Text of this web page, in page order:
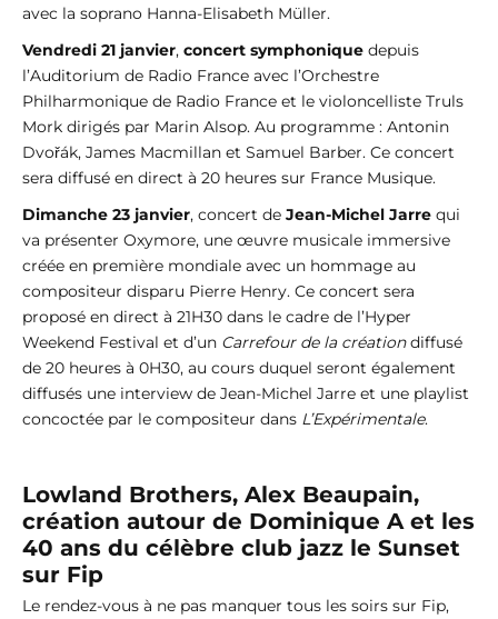
avec la soprano Hanna-Elisabeth Müller.
Vendredi 21 janvier, concert symphonique depuis
l’Auditorium de Radio France avec l’Orchestre
Philharmonique de Radio France et le violoncelliste Truls
Mork dirigés par Marin Alsop. Au programme : Antonin
Dvořák, James Macmillan et Samuel Barber. Ce concert
sera diffusé en direct à 20 heures sur France Musique.
Dimanche 23 janvier, concert de Jean-Michel Jarre qui
va présenter Oxymore, une œuvre musicale immersive
créée en première mondiale avec un hommage au
compositeur disparu Pierre Henry. Ce concert sera
proposé en direct à 21H30 dans le cadre de l’Hyper
Weekend Festival et d’un Carrefour de la créationdiffusé
de 20 heures à 0H30, au cours duquel seront également
diffusés une interview de Jean-Michel Jarre et une playlist
concoctée par le compositeur dans L’Expérimentale.
Lowland Brothers, Alex Beaupain,
création autour de Dominique A et les
40 ans du célèbre club jazz le Sunset
sur Fip
Le rendez-vous à ne pas manquer tous les soirs sur Fip,